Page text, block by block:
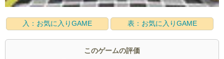
入：お気に入りGAME 表：お気に入りGAME
このゲームの評価